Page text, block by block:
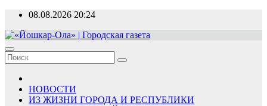
Перейти
содержимому
08.08.2026 20:24
«Йошкар-Ола» | Городская газета
Новости, события, люди
НОВОСТИ
ИЗ ЖИЗНИ ГОРОДА И РЕСПУБЛИКИ